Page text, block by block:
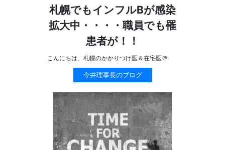
札幌でもインフルBが感染
拡大中・・・・職員でも罹
患者が！！
こんにちは、札幌のかかりつけ医＆在宅医＠
今井理事長のブログ